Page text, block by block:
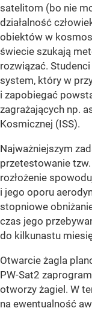
satelitom (bo nie
działalność
obiektów w
świecie szukają
rozwiązać.
system, który w
i zapobiegać
zagrażających np.
Kosmicznej (ISS).
Najważniejszym
przetestowanie
rozłożenie
i jego oporu
stopniowe
czas jego
do kilkunastu
Otwarcie żagla
PW-Sat2
otworzy żagiel. W
na ewentualność